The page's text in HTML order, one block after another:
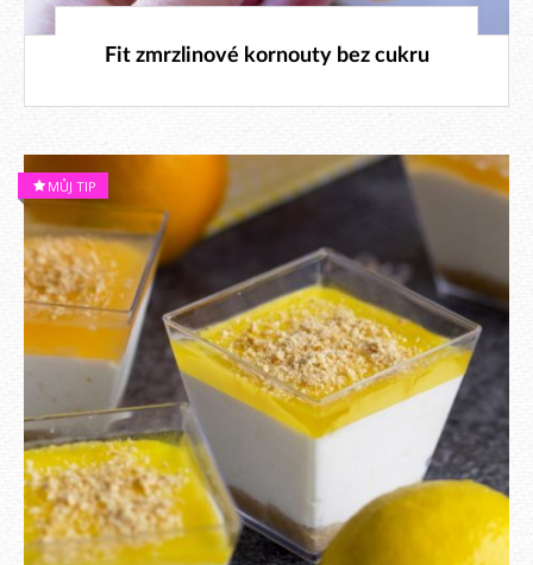
15. 8. 2023
Fit zmrzlinové kornouty bez cukru
MŮJ TIP